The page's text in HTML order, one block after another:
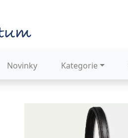
Novinky Kategorie